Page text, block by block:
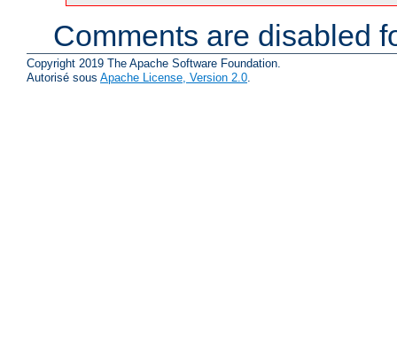
Comments are disabled
Copyright 2019 The Apache Software Foundation.
Autorisé sous Apache License, Version 2.0.